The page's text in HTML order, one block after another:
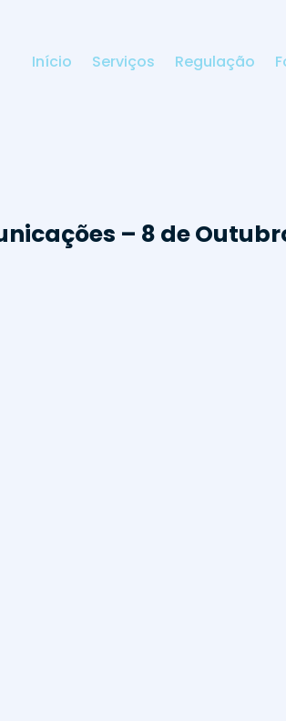
Início Serviços Regulação
– 8 de